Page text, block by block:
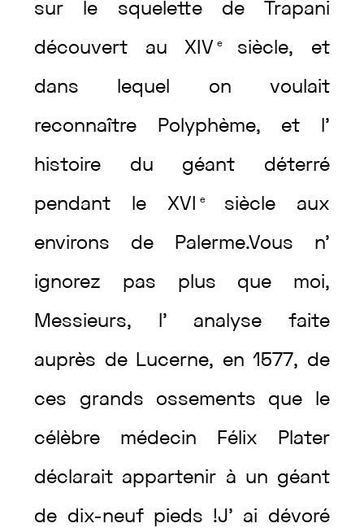
sur le squelette de Trapani
découvert auXIV e siècle, et
dans lequel on voulait
reconnaître Polyphème, et l’
histoire du géant déterré
pendant leXVI e siècle aux
environs de Palerme.Vous n’
ignorez pas plus que moi,
Messieurs, l’ analyse faite
auprès de Lucerne, en1577, de
ces grands ossements que le
célèbre médecin Félix Plater
déclarait appartenir à un géant
de dix-neuf pieds !J’ ai dévoré